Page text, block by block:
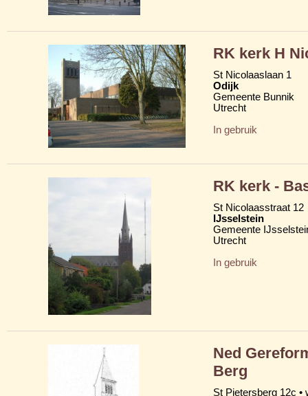
RK kerk H
St Nicolaaslaan 1
Odijk
Gemeente Bunnik
Utrecht
In gebruik
RK kerk -
St Nicolaasstraat 12
IJsselstein
Gemeente
Utrecht
In gebruik
Ned
Berg
St Pietersberg 12c •